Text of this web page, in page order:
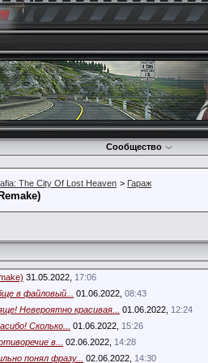
Сообщество
The City Of Lost Heaven > Гараж
31.05.2022, 17:06
в файловый... 01.06.2022, 08:43
Невероятно красивая... 01.06.2022, 12:24
Сколько... 01.06.2022, 15:26
в... 02.06.2022, 14:28
понял фразу... 02.06.2022, 14:30